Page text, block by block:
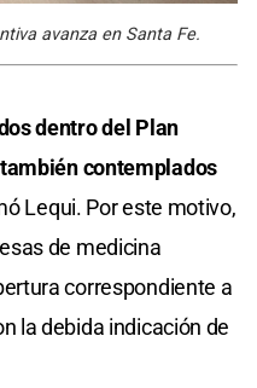
avanza en Santa Fe.
dentro del Plan
contemplados
Lequi. Por este motivo,
de medicina
correspondiente a
la debida indicación de